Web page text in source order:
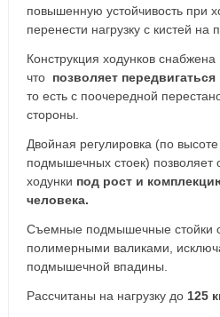
повышенную устойчивость при
перенести нагрузку с кистей
Конструкция ходунков
что позволяет
то есть с поочередной
стороны.
Двойная регулировка (по
подмышечных стоек) позволяет
ходунки под рост и
человека.
Съемные подмышечные стойки
полимерными валиками,
подмышечной впадины.
Рассчитаны на нагрузку до 125